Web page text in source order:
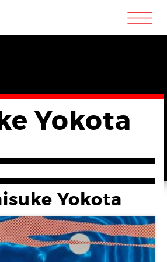
m
Yokota
Yokota